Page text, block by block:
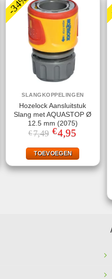
SLANGKOPPELINGEN
Hozelock Aansluitstuk
Slang met AQUASTOP Ø
12.5 mm (2075)
€7,49 Oorspronkelijke
prijs
€7,49.
€4,95prijs
€4,95.
TOEVOEGEN